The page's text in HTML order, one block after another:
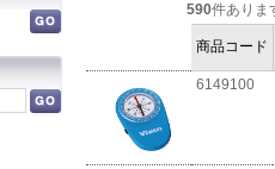
590件ありま
商品コード
6149100